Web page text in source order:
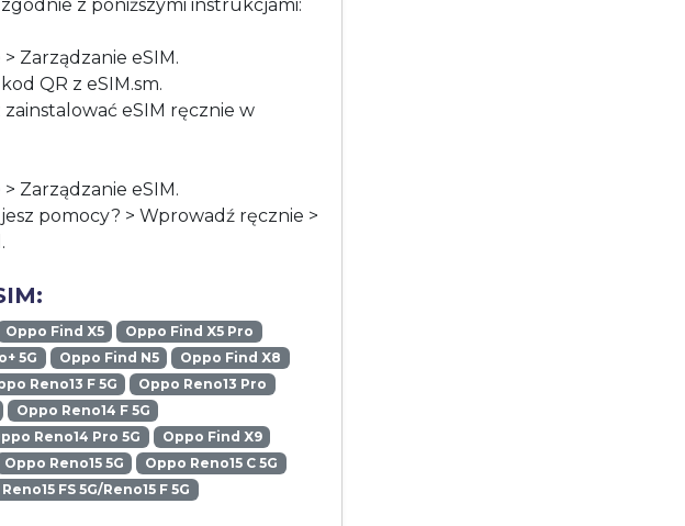
z poniższymi instrukcjami:
Zarządzanie eSIM.
QR z eSIM.sm.
eSIM ręcznie w
Zarządzanie eSIM.
pomocy? > Wprowadź ręcznie >
Oppo Find X5
Oppo Find X5 Pro
5G Oppo Find N5
Oppo Find X8
Reno13 F 5G
Oppo Reno13 Pro
Oppo Reno14 F 5G
Reno14 Pro 5G
Oppo Find X9
Oppo Reno15 5G
Oppo Reno15 C 5G
FS 5G/Reno15 F 5G